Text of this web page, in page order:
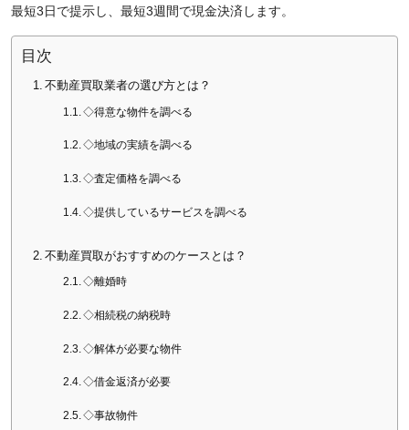
最短3日で提示し、最短3週間で現金決済します。
目次
不動産買取業者の選び方とは？
◇得意な物件を調べる
◇地域の実績を調べる
◇査定価格を調べる
◇提供しているサービスを調べる
不動産買取がおすすめのケースとは？
◇離婚時
◇相続税の納税時
◇解体が必要な物件
◇借金返済が必要
◇事故物件